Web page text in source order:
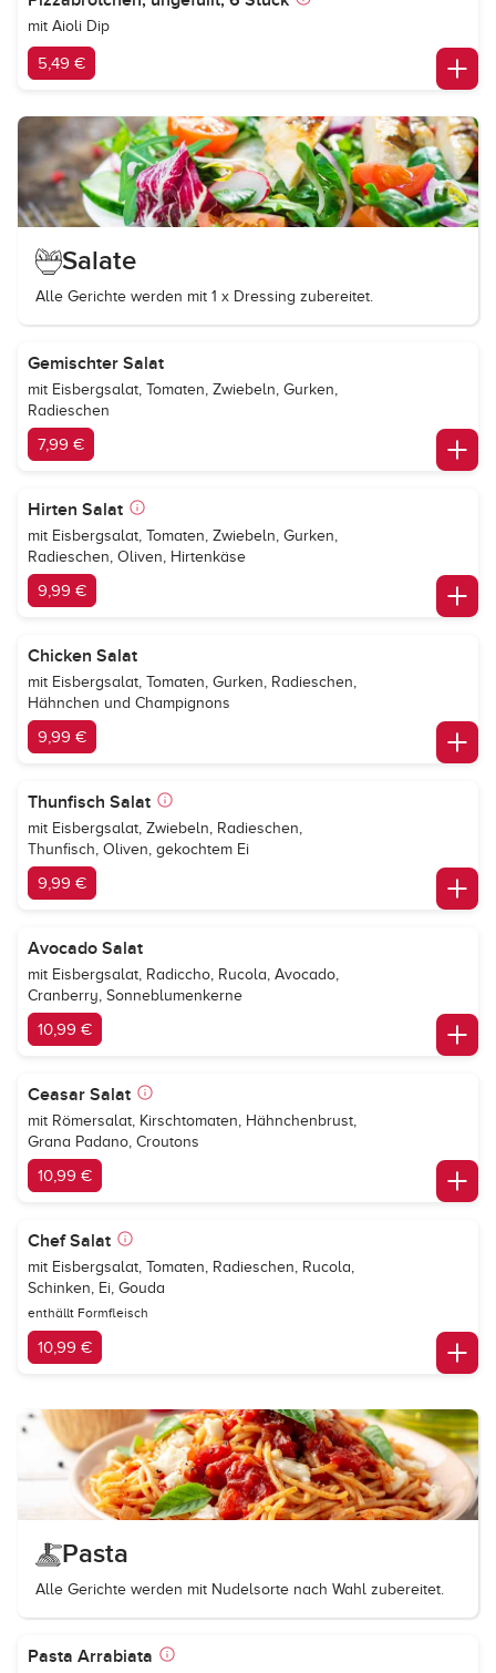
mit Aioli Dip
5,49 €
Salate
Alle Gerichte werden mit 1 x Dressing zubereitet.
Gemischter Salat
mit Eisbergsalat, Tomaten, Zwiebeln, Gurken,
Radieschen
7,99 €
Hirten Salat
mit Eisbergsalat, Tomaten, Zwiebeln, Gurken,
Radieschen, Oliven, Hirtenkäse
9,99 €
Chicken Salat
mit Eisbergsalat, Tomaten, Gurken, Radieschen,
Hähnchen und Champignons
9,99 €
Thunfisch Salat
mit Eisbergsalat, Zwiebeln, Radieschen,
Thunfisch, Oliven, gekochtem Ei
9,99 €
Avocado Salat
mit Eisbergsalat, Radiccho, Rucola, Avocado,
Cranberry, Sonneblumenkerne
10,99 €
Ceasar Salat
mit Römersalat, Kirschtomaten, Hähnchenbrust,
Grana Padano, Croutons
10,99 €
Chef Salat
mit Eisbergsalat, Tomaten, Radieschen, Rucola,
Schinken, Ei, Gouda
enthällt Formfleisch
10,99 €
Pasta
Alle Gerichte werden mit Nudelsorte nach Wahl zubereitet.
Pasta Arrabiata